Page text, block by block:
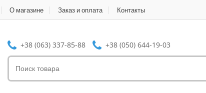
О магазине Заказ и оплата Контакты
+38 (063) 337-85-88 +38 (050) 644-19-03